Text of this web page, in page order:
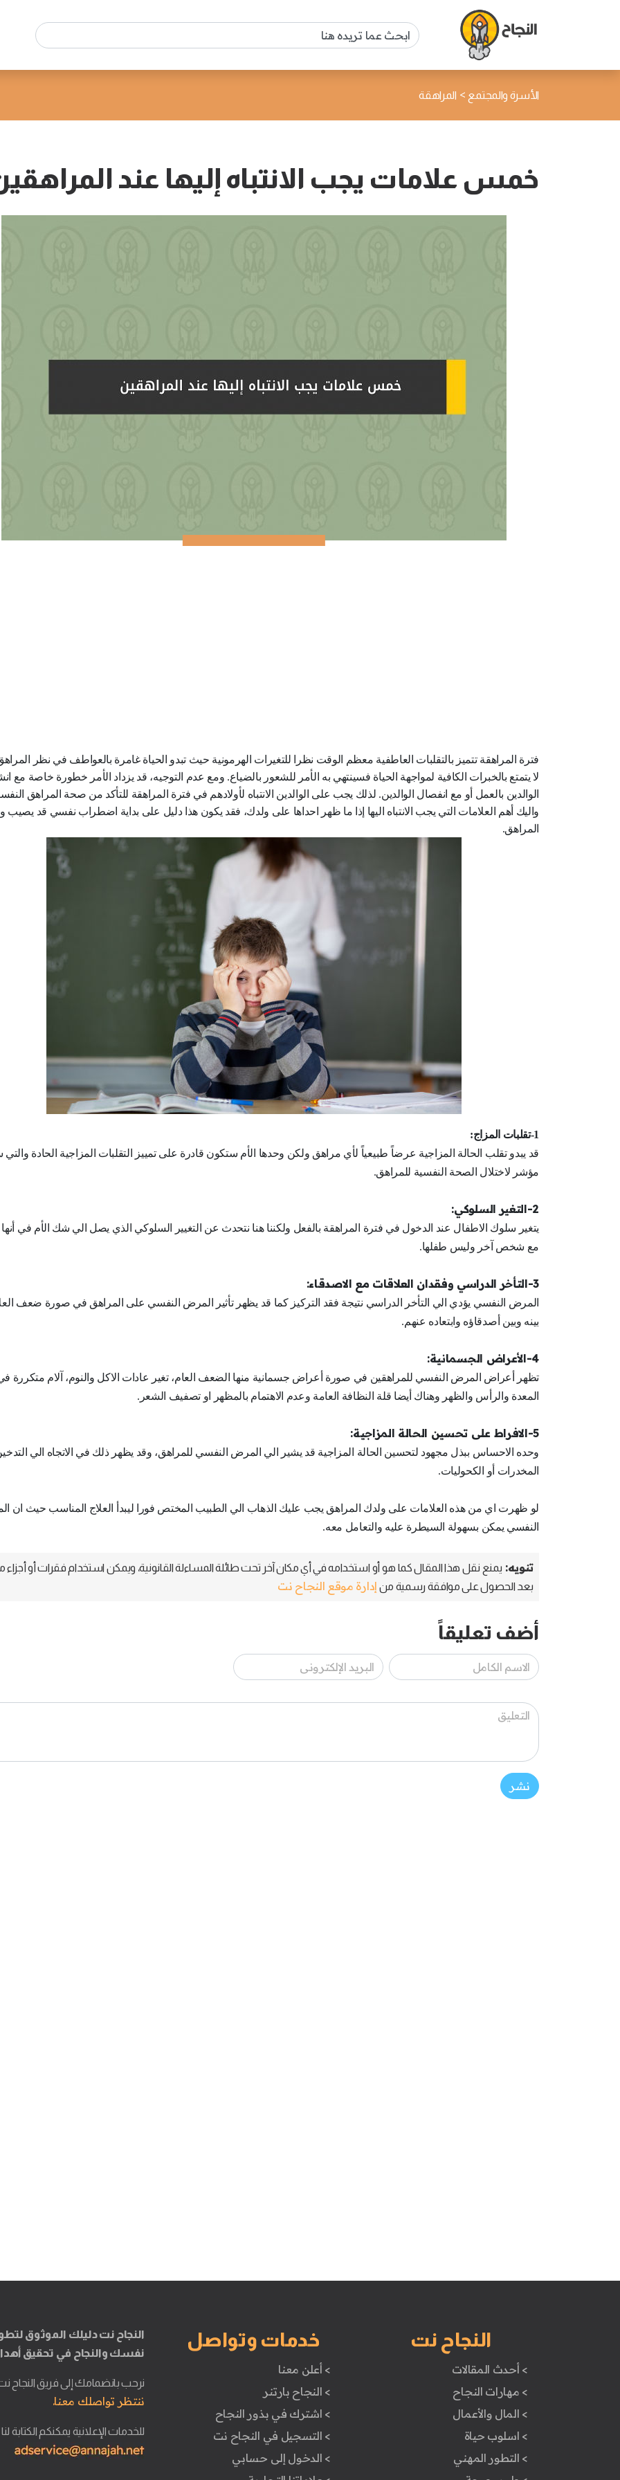
الأسرة والمجتمع > المراهقة
خمس علامات يجب الانتباه إليها عند
فترة المراهقة تتميز بالتقلبات العاطفية معظم الوقت نظرا للتغيرات الهرمونية حيث تبدو الحياة غامرة بالعواطف في نظر
لا يتمتع بالخبرات الكافية لمواجهة الحياة فسينتهي به الأمر للشعور بالضياع. ومع عدم التوجيه، قد يزداد الأمر خطورة خاصة مع
الوالدين بالعمل أو مع انفصال الوالدين. لذلك يجب على الوالدين الانتباه لأولادهم في فترة المراهقة للتأكد من صحة المراهق
واليك أهم العلامات التي يجب الانتباه اليها إذا ما ظهر احداها على ولدك، فقد يكون هذا دليل على بداية اضطراب نفسي قد يصيب
المراهق.
1-تقلبات المزاج:
قد يبدو تقلب الحالة المزاجية عرضاً طبيعياً لأي مراهق ولكن وحدها الأم ستكون قادرة على تمييز التقلبات المزاجية الحادة
مؤشر لاختلال الصحة النفسية للمراهق.
2-التغير السلوكي:
يتغير سلوك الاطفال عند الدخول في فترة المراهقة بالفعل ولكننا هنا نتحدث عن التغيير السلوكي الذي يصل الي شك الأم في أنها
مع شخص آخر وليس طفلها.
3-التأخر الدراسي وفقدان العلاقات مع الاصدقاء:
المرض النفسي يؤدي الي التأخر الدراسي نتيجة فقد التركيز كما قد يظهر تأثير المرض النفسي على المراهق في صورة ضعف
بينه وبين أصدقاؤه وابتعاده عنهم.
4-الأعراض الجسمانية:
تظهر أعراض المرض النفسي للمراهقين في صورة أعراض جسمانية منها الضعف العام، تغير عادات الاكل والنوم، آلام متكررة
المعدة والرأس والظهر وهناك أيضا قلة النظافة العامة وعدم الاهتمام بالمظهر او تصفيف الشعر.
5-الافراط على تحسين الحالة المزاجية:
وحده الاحساس ببذل مجهود لتحسين الحالة المزاجية قد يشير الي المرض النفسي للمراهق، وقد يظهر ذلك في الاتجاه الي
المخدرات أو الكحوليات.
لو ظهرت اي من هذه العلامات على ولدك المراهق يجب عليك الذهاب الي الطبيب المختص فورا ليبدأ العلاج المناسب حيث ان
النفسي يمكن بسهولة السيطرة عليه والتعامل معه.
تنويه: يمنع نقل هذا المقال كما هو أو استخدامه في أي مكان آخر تحت طائلة المساءلة القانونية، ويمكن استخدام فقرات أو أجزاء
بعد الحصول على موافقة رسمية من إدارة موقع النجاح نت
أضف تعليقاً
نشر
النجاح نت
> أحدث المقالات
> مهارات النجاح
> المال والأعمال
> اسلوب حياة
> التطور المهني
خدمات وتواصل
> أعلن معنا
> النجاح بارتنر
> اشترك في بذور النجاح
> التسجيل في النجاح نت
> الدخول إلى حسابي
النجاح نت دليلك الموثوق
نفسك والنجاح في تحقيق
نرحب بانضمامك إلى فريق النجاح
ننتظر تواصلك معنا.
للخدمات الإعلانية يمكنكم الكتابة لنا